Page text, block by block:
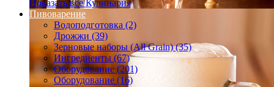
Показать все Кулинария
Пивоварение
Водоподготовка (2)
Дрожжи (39)
Зерновые наборы (All Grain) (35)
Ингредиенты (67)
Оборудование (201)
Оборудование (16)